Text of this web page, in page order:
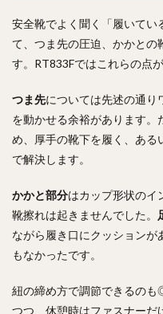
安全靴でよく聞く「履いてい
て、つま先の圧迫、かかとの
す。RT833Fではこれらの点
つま先については先述の通り
を動かせる余裕があります
め、厚手の靴下を履く、ある
で解決します。
かかと部分はカップ形状のイ
靴擦れは起きませんでした。
ながら履き口にクッションが
もなかったです。
紐の締め方で調節できるの
つつ、休憩時はファスナーだ